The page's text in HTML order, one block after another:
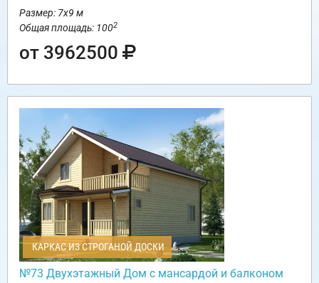
Размер: 7х9 м
Общая площадь: 1002
от 3962500
КАРКАС ИЗ СТРОГАНОЙ ДОСКИ
№73 Двухэтажный Дом с мансардой и балконом